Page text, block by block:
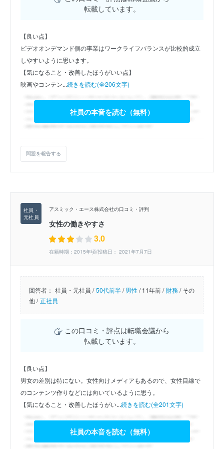
転載しています。
【良い点】
ビデオオンデマンド側の事業はワークライフバランスが比較的成立
しやすいように思います。
【気になること・改善したほうがいい点】
映画やコンテン...続きを読む(全206文字)
社員の本音を読む（無料）
問題を報告する
アスミック・エース株式会社の口コミ・評判
女性の働きやすさ
3.0
在籍時期：2015年頃/投稿日： 2021年7月7日
回答者： 社員・元社員 / 50代前半/男性/11年前 / 財務/その
他 / 正社員
この口コミ・評点は転職会議から
転載しています。
【良い点】
男女の差別は特にない。女性向けメディアもあるので、女性目線で
のコンテンツ作りなどには向いているように思う。
【気になること・改善したほうがい...続きを読む(全201文字)
社員の本音を読む（無料）